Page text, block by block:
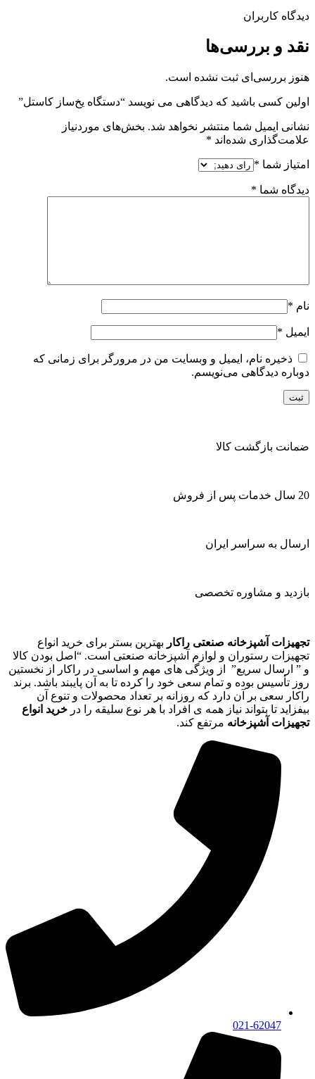
دیدگاه کاربران
نقد و بررسی‌ها
هنوز بررسی‌ای ثبت نشده است.
اولین کسی باشید که دیدگاهی می نویسد “دستگاه یخ‌ساز کاستل”
نشانی ایمیل شما منتشر نخواهد شد. بخش‌های موردنیاز
علامت‌گذاری شده‌اند *
امتیاز شما *
دیدگاه شما *
نام *
ایمیل *
ذخیره نام، ایمیل و وبسایت من در مرورگر برای زمانی که
دوباره دیدگاهی می‌نویسم.
ضمانت بازگشت کالا
20 سال خدمات پس از فروش
ارسال به سراسر ایران
بازدید و مشاوره تخصصی
تجهیزات آشپزخانه صنعتی راکار بهترین بستر برای خرید انواع
تجهیزات رستوران و لوازم آشپزخانه صنعتی است. “اصل بودن کالا
و ” ارسال سریع” از ویژگی های مهم و اساسی در راکار از نخستین
روز تأسیس بوده و تمام سعی خود را کرده تا به آن پایبند باشد. برند
راکار سعی بر آن دارد که روزانه بر تعداد محصولات و تنوع آن
بیفزاید تا بتواند نیاز همه ی افراد با هر نوع سلیقه را در خرید انواع
تجهیزات آشپزخانه مرتفع کند.
021-62047